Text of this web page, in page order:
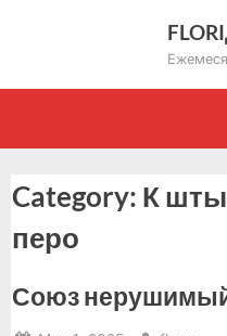
Category: К
перо
Союз